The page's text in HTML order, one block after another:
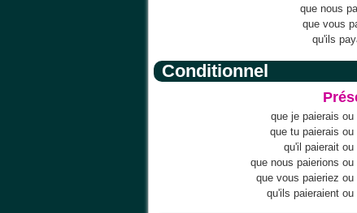
que nous
que vous
qu'ils
Conditionnel
que je paierais
que tu paierais
qu'il paierait
que nous paierions
que vous paieriez
qu'ils paieraient